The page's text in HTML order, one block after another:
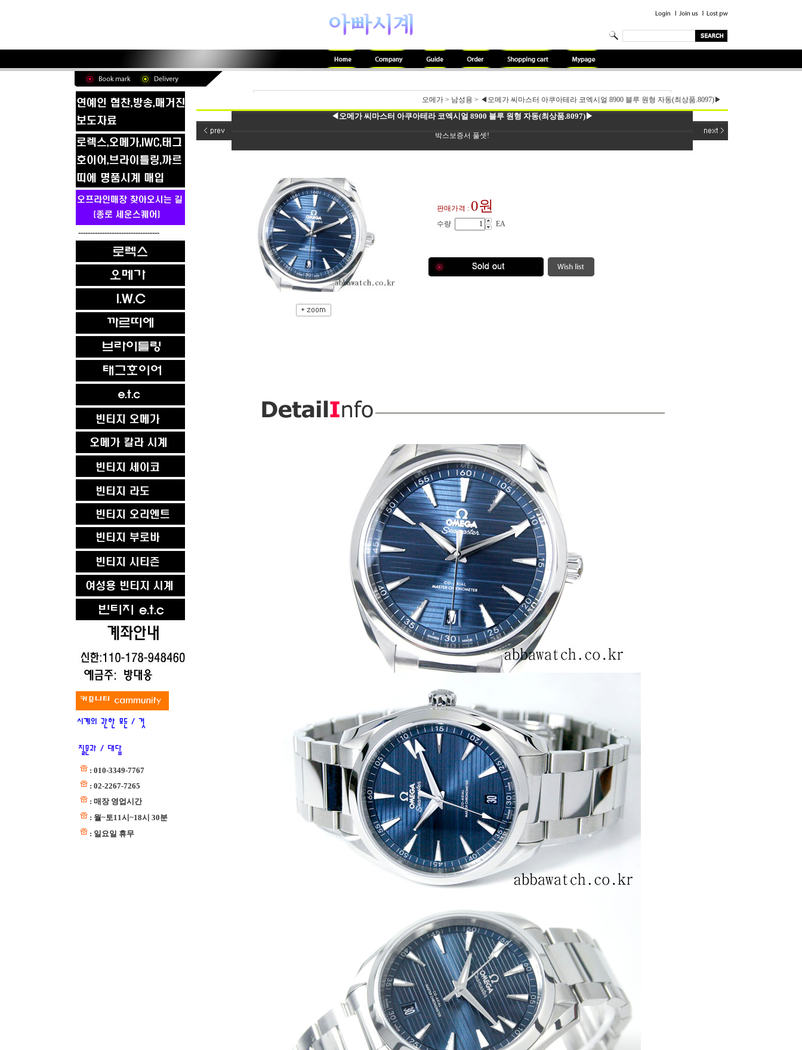
----------------------------------
: 010-3349-7767
: 02-2267-7265
: 매장 영업시간
: 월~토11시~18시 30분
: 일요일 휴무
오메가 > 남성용 > ◀오메가 씨마스터 아쿠아테라 코엑시얼 8900 블루 원형 자동(최상품.8097)▶
◀오메가 씨마스터 아쿠아테라 코엑시얼 8900 블루 원형 자동(최상품.8097)▶
박스보증서 풀셋!
판매가격 : 0원
수량 EA